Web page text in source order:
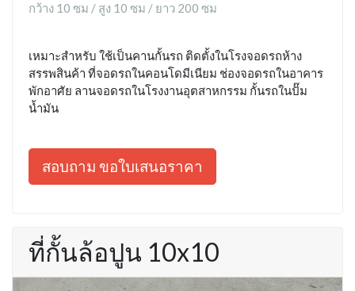
กว้าง 10 ซม / สูง 10 ซม / ยาว 200 ซม
เหมาะสำหรับ ใช้เป็นคานกั้นรถ ติดตั้งในโรงจอดรถห้าง
สรรพสินค้า ที่จอดรถในคอนโดมีเนียม ช่องจอดรถในอาคาร
พักอาศัย ลานจอดรถในโรงงานอุตสาหกรรม กั้นรถในปั๊ม
น้ำมัน
สอบถาม ขอใบเสนอราคา
ที่กั้นล้อปูน 10x10